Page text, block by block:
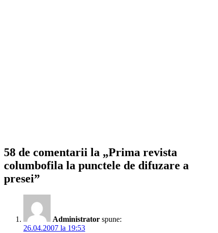
58 de comentarii la „Prima revista
columbofila la punctele de difuzare a
presei”
Administrator spune:
26.04.2007 la 19:53